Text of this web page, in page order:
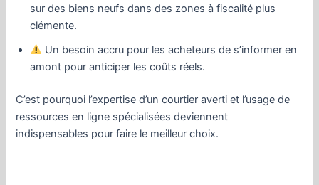
sur des biens neufs dans des zones à fiscalité plus
clémente.
Un besoin accru pour les acheteurs de s’informer en
amont pour anticiper les coûts réels.
C’est pourquoi l’expertise d’un courtier averti et l’usage de
ressources en ligne spécialisées deviennent
indispensables pour faire le meilleur choix.